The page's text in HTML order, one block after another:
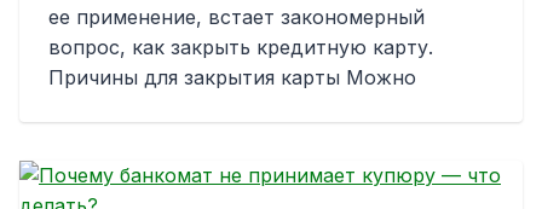
ее применение, встает закономерный
вопрос, как закрыть кредитную карту.
Причины для закрытия карты Можно